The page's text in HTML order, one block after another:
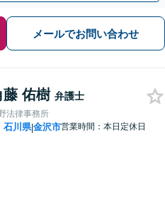
メールでお問い合わせ
藤 佑樹 弁護士
法律事務所
石川県|金沢市営業時間：本日定休日